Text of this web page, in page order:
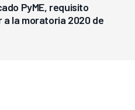
PyME, requisito
la moratoria 2020 de